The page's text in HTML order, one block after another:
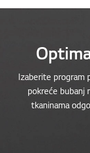
Izaberite program
pokreće bubanj
tkaninama